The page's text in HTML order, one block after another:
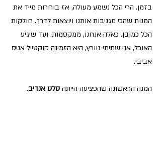
בזמן. הרי הכל נשמע מעולה, אז בוחרות מייד את
המנות שהכי מגניבות אותנו ויוצאות לדרך. חולקות
הכל כמובן. כאלה אנחנו, ממקסמות. ועד שיגיע
האוכל, אני שתיתי גוורץ, היא הזמינה קוקטייל אניס
אביבי.
המנה הראשונה שהפציעה הייתה סלט אנדיב.